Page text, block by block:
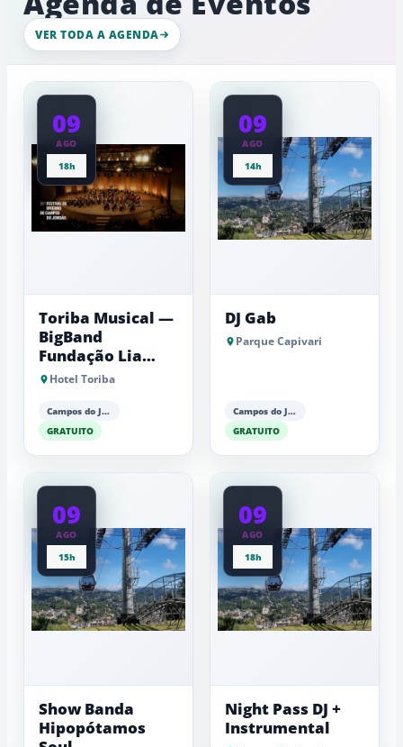
intenso
nesta
quinta-
feira
a
VER TODA A AGENDA
09
AGO
18h
Toriba Musical —
BigBand
Fundação Lia
Maria Aguiar
Hotel Toriba
Campos do Jordão
GRATUITO
09
AGO
14h
DJ Gab
Parque Capivari
Campos do Jordão
GRATUITO
09
AGO
15h
Show Banda
Hipopótamos
09
AGO
18h
Night Pass DJ +
Instrumental